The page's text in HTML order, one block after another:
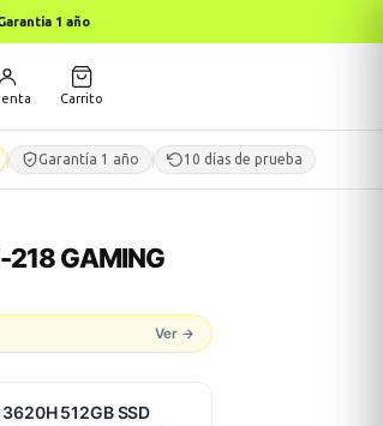
1 año
Carrito
Garantía 1 año 10 días de prueba
218 GAMING
Ver →
512GB SSD